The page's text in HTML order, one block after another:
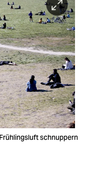
schnuppern